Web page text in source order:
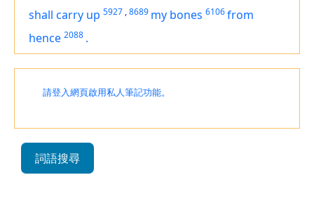
shall carry up 5927 ,8689 my bones 6106from
hence 2088 .
請登入網頁啟用私人筆記功能。
詞語搜尋